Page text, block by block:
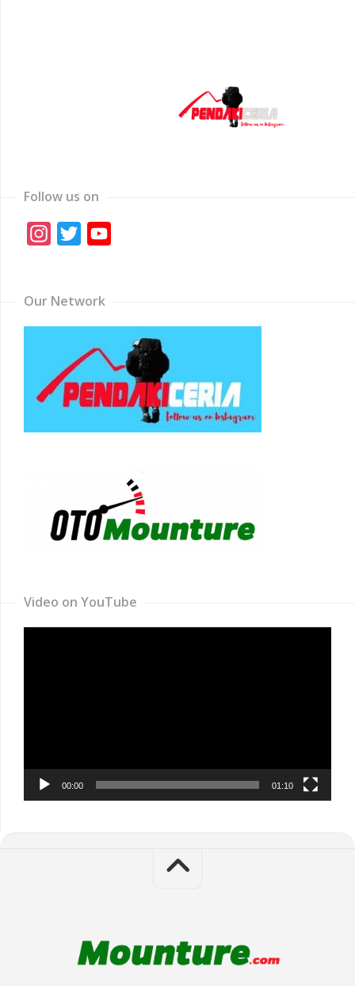
Follow us on
Instagram
Twitter
Our Network
Video on YouTube
00:00 01:10